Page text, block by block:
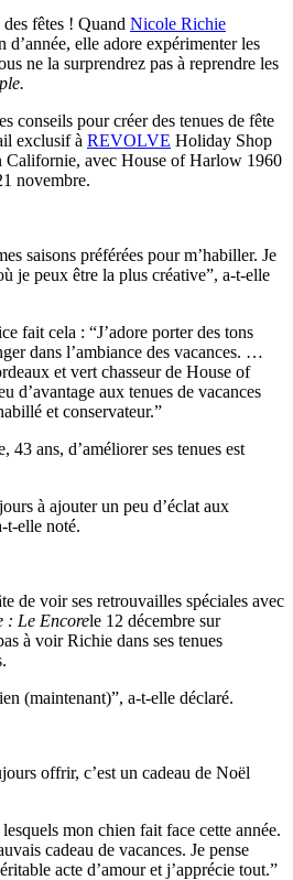
fêtes ! Quand Nicole Richie
d’année, elle adore expérimenter les
ne la surprendrez pas à reprendre les
conseils pour créer des tenues de fête
exclusif à REVOLVE Holiday Shop
Californie, avec House of Harlow 1960
novembre.
saisons préférées pour m’habiller. Je
je peux être la plus créative”, a-t-elle
fait cela : “J’adore porter des tons
dans l’ambiance des vacances. …
et vert chasseur de House of
d’avantage aux tenues de vacances
et conservateur.”
ans, d’améliorer ses tenues est
à ajouter un peu d’éclat aux
t-elle noté.
de voir ses retrouvailles spéciales avec
: Le Encorele 12 décembre sur
à voir Richie dans ses tenues
(maintenant)”, a-t-elle déclaré.
offrir, c’est un cadeau de Noël
mon chien fait face cette année.
cadeau de vacances. Je pense
acte d’amour et j’apprécie tout.”